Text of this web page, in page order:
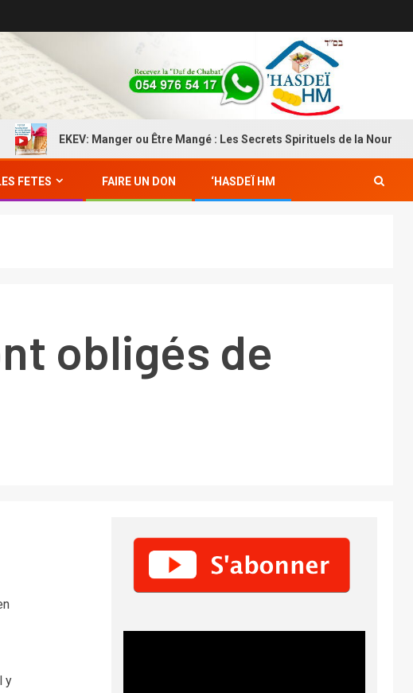
EKEV: Manger ou Être Mangé : Les Secrets Spirituels de la Nourriture
FETES FAIRE UN DON ‘HASDEÏ HM
obligés de
y